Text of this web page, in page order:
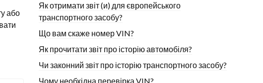
або
Як отримати звіт (и) для європейського
транспортного засобу?
Що вам скаже номер VIN?
Як прочитати звіт про історію автомобіля?
Чи законний звіт про історію транспортного засобу?
Чому необхідна перевірка VIN?